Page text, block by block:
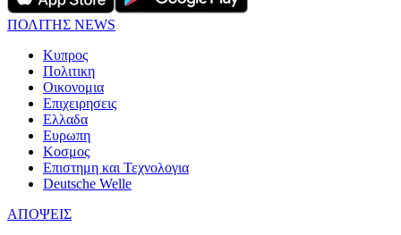
ΠΟΛΙΤΗΣ NEWS
Κυπρος
Πολιτικη
Οικονομια
Επιχειρησεις
Ελλαδα
Ευρωπη
Κοσμος
Επιστημη και Τεχνολογια
Deutsche Welle
ΑΠΟΨΕΙΣ